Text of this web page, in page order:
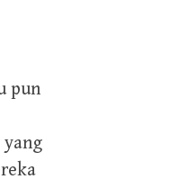
pun